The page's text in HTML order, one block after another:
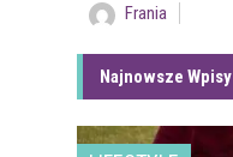
Frania
Najnowsze Wpisy